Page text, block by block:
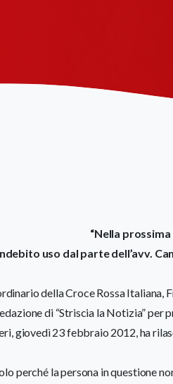
“Nella
uso dal parte dell’avv.
della Croce Rossa Italiana,
di “Striscia la Notizia” per
giovedì 23 febbraio 2012, ha
perché la persona in questione